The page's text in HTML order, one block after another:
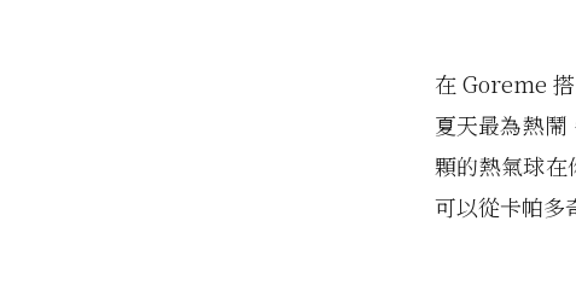
在 Goreme
夏天最為熱鬧
顆的熱氣球在
可以從卡帕多